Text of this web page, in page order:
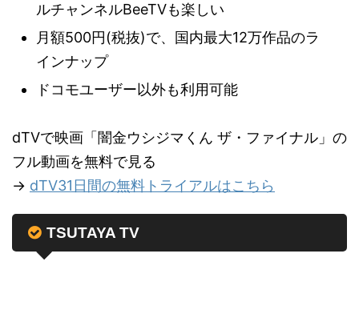
ルチャンネルBeeTVも楽しい
月額500円(税抜)で、国内最大12万作品のラ
インナップ
ドコモユーザー以外も利用可能
dTVで映画「闇金ウシジマくん ザ・ファイナル」の
フル動画を無料で見る
→ dTV31日間の無料トライアルはこちら
TSUTAYA TV